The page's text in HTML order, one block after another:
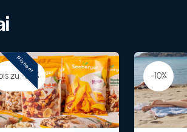
zu -30%
Pioneer
-10%